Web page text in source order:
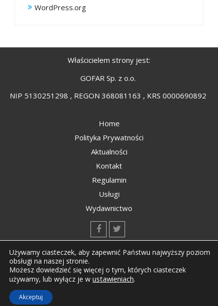
WordPress.org
Właścicielem strony jest:
GOFAR Sp. z o.o.
NIP 5130251298 , REGON 368081163 , KRS 0000690892
Home
Polityka Prywatności
Aktualności
Kontakt
Regulamin
Usługi
Wydawnictwo
Copyright © All rights reserved Kompozyty.net
Używamy ciasteczek, aby zapewnić Państwu najwyższy poziom
obsługi na naszej stronie.
Możesz dowiedzieć się więcej o tym, których ciasteczek
używamy, lub wyłącz je w ustawieniach.
Akceptuj